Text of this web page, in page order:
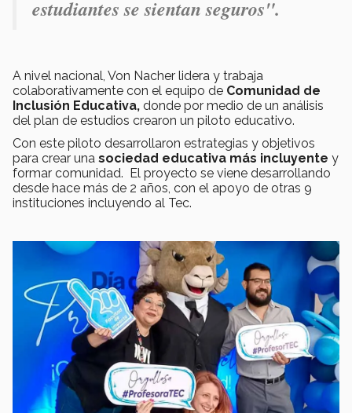
estudiantes se sientan seguros".
A nivel nacional, Von Nacher lidera y trabaja
colaborativamente con el equipo de Comunidad de
Inclusión Educativa, donde por medio de un análisis
del plan de estudios crearon un piloto educativo.
Con este piloto desarrollaron estrategias y objetivos
para crear una sociedad educativa más incluyente y
formar comunidad. El proyecto se viene desarrollando
desde hace más de 2 años, con el apoyo de otras 9
instituciones incluyendo al Tec.